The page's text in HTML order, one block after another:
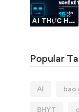
AI THỰC HÀNH
Popular
AI bao
BHYT